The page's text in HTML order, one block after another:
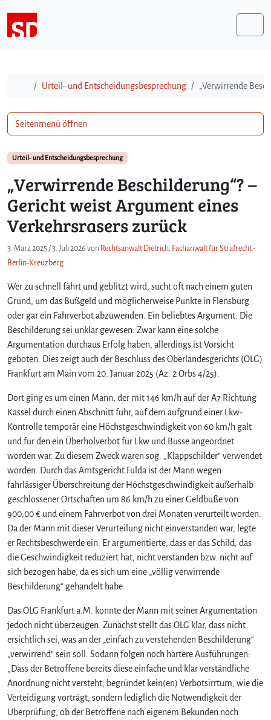
StartUrteil- und Entscheidungsbesprechung „Verwirrende
Urteil- und Entscheidungsbesprechung
„Verwirrende Beschilderung“? –
Gericht weist Argument eines
Verkehrsrasers zurück
3. März 2025 /3. Juli 2026 von Rechtsanwalt Dietrich, Fachanwalt für Strafrecht -
Berlin-Kreuzberg
Wer zu schnell fährt und geblitzt wird, sucht oft nach einem guten
Grund, um das Bußgeld und möglicherweise Punkte in Flensburg
oder gar ein Fahrverbot abzuwenden. Ein beliebtes Argument: Die
Beschilderung sei unklar gewesen. Zwar kann eine solche
Argumentation durchaus Erfolg haben, allerdings ist Vorsicht
geboten. Dies zeigt auch der Beschluss des Oberlandesgerichts (OLG)
Frankfurt am Main vom 20. Januar 2025 (Az. 2 Orbs 4/25).
Dort ging es um einen Mann, der mit 146 km/h auf der A7 Richtung
Kassel durch einen Abschnitt fuhr, auf dem aufgrund einer Lkw-
Kontrolle temporär eine Höchstgeschwindigkeit von 60 km/h galt
und für den ein Überholverbot für Lkw und Busse angeordnet
worden war. Zu diesem Zweck waren sog. „Klappschilder“ verwendet
worden. Durch das Amtsgericht Fulda ist der Mann wegen
fahrlässiger Überschreitung der Höchstgeschwindigkeit außerhalb
geschlossener Ortschaften um 86 km/h zu einer Geldbuße von
900,00 € und einem Fahrverbot von drei Monaten verurteilt worden.
Da der Mann mit dieser Verurteilung nicht einverstanden war, legte
er Rechtsbeschwerde ein. Er argumentierte, dass er das Schild, das
die Geschwindigkeit reduziert hat, nicht verstanden bzw. nicht auf
sich bezogen habe, da es sich um eine „völlig verwirrende
Beschilderung“ gehandelt habe.
Das OLG Frankfurt a.M. konnte der Mann mit seiner Argumentation
jedoch nicht überzeugen. Zunächst stellt das OLG klar, dass nicht
ersichtlich sei, was an der „einfach zu verstehenden Beschilderung“
„verwirrend“ sein soll. Sodann folgen noch härtere Ausführungen:
„Dass der Betroffene bereits diese einfache und klar verständliche
Anordnung nicht versteht, begründet kein(en) Verbotsirrtum, wie die
Verteidigung vorträgt, sondern lediglich die Notwendigkeit der
Überprüfung, ob der Betroffene nach eigenem Bekunden noch
Seitenmenü öffnen